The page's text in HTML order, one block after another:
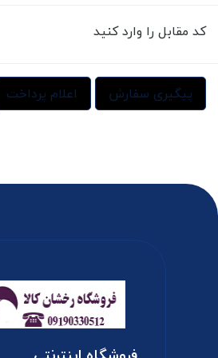
کد مقابل را وارد کنید
پیگیری سفارش اعلام پرداخت